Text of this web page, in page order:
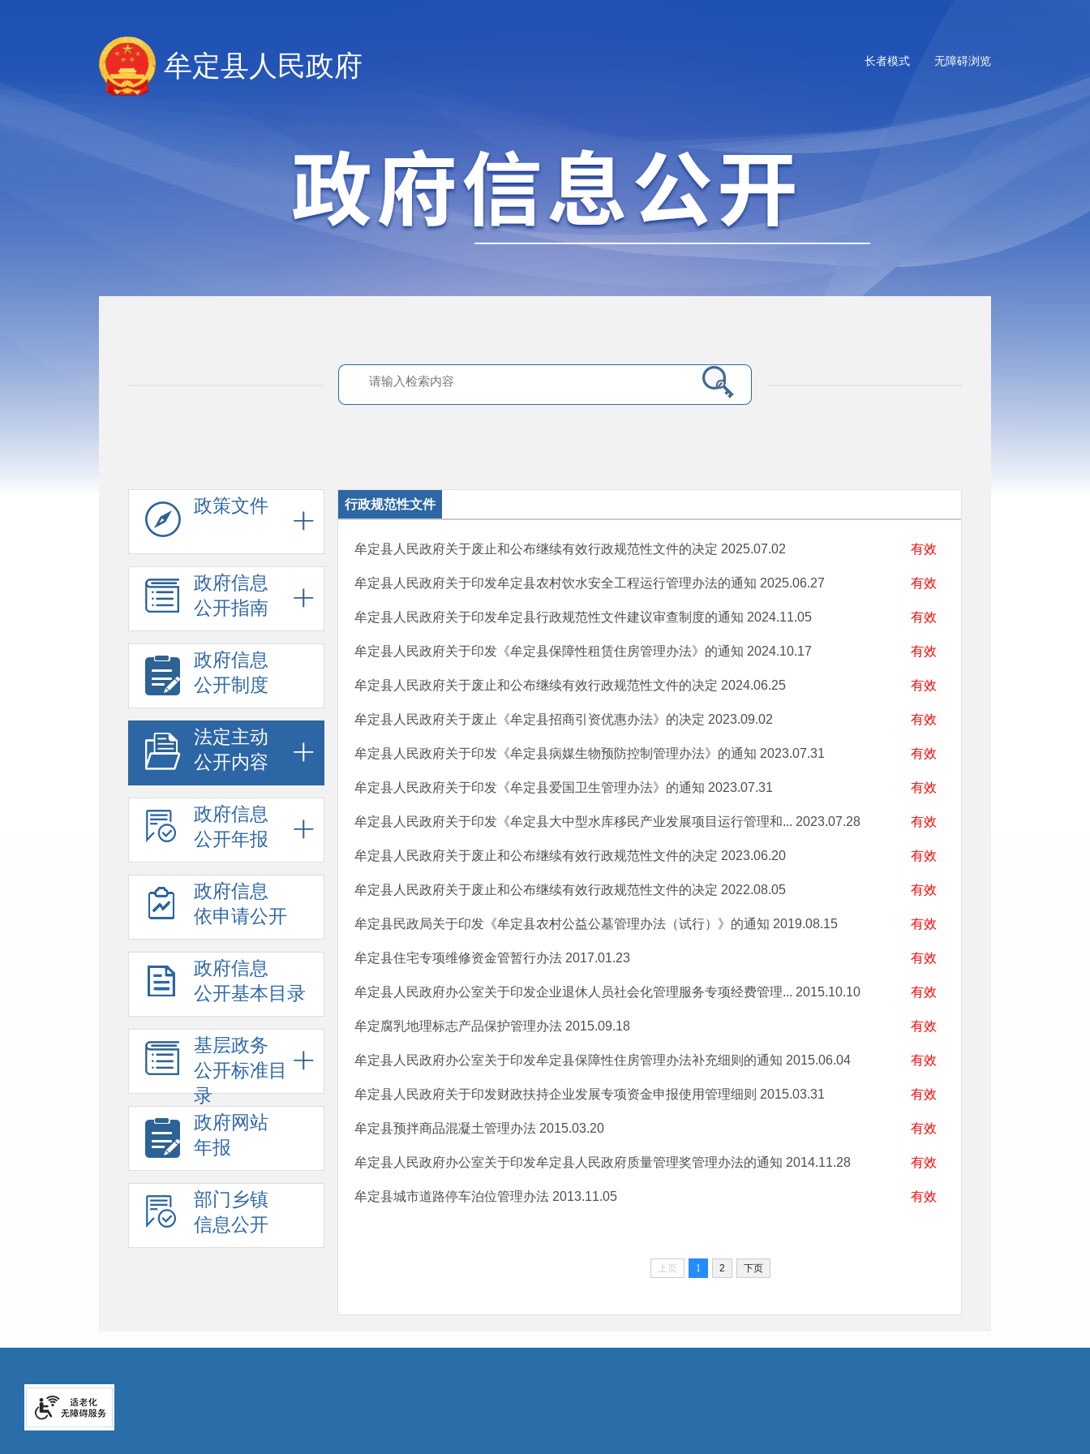
无障碍浏览
长者模式
牟定县人民政府
政策文件
政府信息
公开指南
政府信息
公开制度
法定主动
公开内容
政府信息
公开年报
政府信息
依申请公开
政府信息
公开基本目录
基层政务
公开标准目
录
政府网站
年报
部门乡镇
信息公开
行政规范性文件
牟定县人民政府关于废止和公布继续有效行政规范性文件的决定 2025.07.02 有效
牟定县人民政府关于印发牟定县农村饮水安全工程运行管理办法的通知 2025.06.27 有效
牟定县人民政府关于印发牟定县行政规范性文件建议审查制度的通知 2024.11.05 有效
牟定县人民政府关于印发《牟定县保障性租赁住房管理办法》的通知 2024.10.17 有效
牟定县人民政府关于废止和公布继续有效行政规范性文件的决定 2024.06.25 有效
牟定县人民政府关于废止《牟定县招商引资优惠办法》的决定 2023.09.02 有效
牟定县人民政府关于印发《牟定县病媒生物预防控制管理办法》的通知 2023.07.31 有效
牟定县人民政府关于印发《牟定县爱国卫生管理办法》的通知 2023.07.31 有效
牟定县人民政府关于印发《牟定县大中型水库移民产业发展项目运行管理和... 2023.07.28 有效
牟定县人民政府关于废止和公布继续有效行政规范性文件的决定 2023.06.20 有效
牟定县人民政府关于废止和公布继续有效行政规范性文件的决定 2022.08.05 有效
牟定县民政局关于印发《牟定县农村公益公墓管理办法（试行）》的通知 2019.08.15 有效
牟定县住宅专项维修资金管暂行办法 2017.01.23 有效
牟定县人民政府办公室关于印发企业退休人员社会化管理服务专项经费管理... 2015.10.10 有效
牟定腐乳地理标志产品保护管理办法 2015.09.18 有效
牟定县人民政府办公室关于印发牟定县保障性住房管理办法补充细则的通知 2015.06.04 有效
牟定县人民政府关于印发财政扶持企业发展专项资金申报使用管理细则 2015.03.31 有效
牟定县预拌商品混凝土管理办法 2015.03.20 有效
牟定县人民政府办公室关于印发牟定县人民政府质量管理奖管理办法的通知 2014.11.28 有效
牟定县城市道路停车泊位管理办法 2013.11.05 有效
上页 1 2 下页